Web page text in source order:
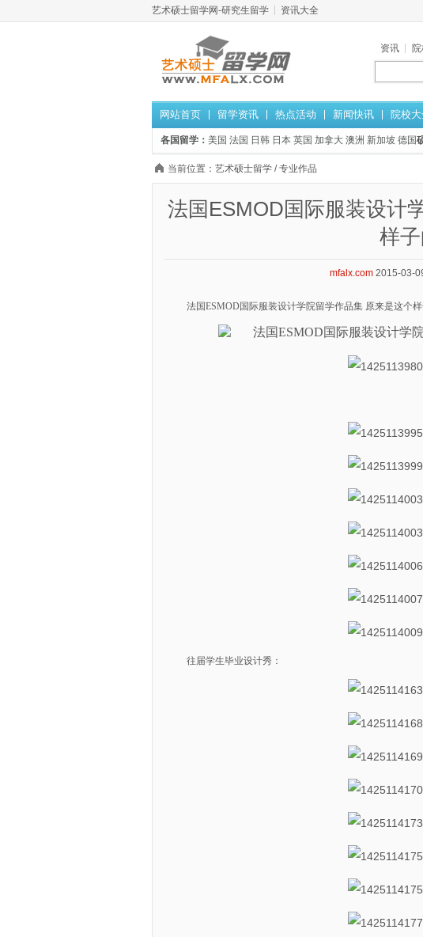
艺术硕士留学网-研究生留学 资讯大全
资讯
网站首页 留学资讯 热点活动 新闻快讯 院校
各国留学： 美国 法国 日韩 日本 英国 加拿大 澳洲 新加坡 德国
当前位置： 艺术硕士留学 /专业作品
法国ESMOD国际服装设计
样
mfalx.com 2015-03-
法国ESMOD国际服装设计学院留学作品集 原来是这个
往届学生毕业设计秀：